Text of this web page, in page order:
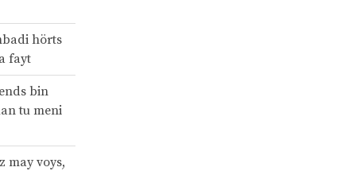
hörts
fayt
bin
tu meni
may voys,